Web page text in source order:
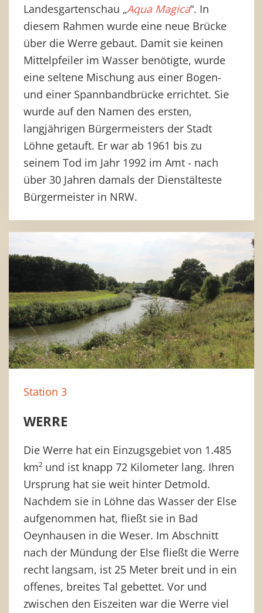
Landesgartenschau „Aqua Magica“. In
diesem Rahmen wurde eine neue Brücke
über die Werre gebaut. Damit sie keinen
Mittelpfeiler im Wasser benötigte, wurde
eine seltene Mischung aus einer Bogen-
und einer Spannbandbrücke errichtet. Sie
wurde auf den Namen des ersten,
langjährigen Bürgermeisters der Stadt
Löhne getauft. Er war ab 1961 bis zu
seinem Tod im Jahr 1992 im Amt - nach
über 30 Jahren damals der Dienstälteste
Bürgermeister in NRW.
Station 3
WERRE
Die Werre hat ein Einzugsgebiet von 1.485
km² und ist knapp 72 Kilometer lang. Ihren
Ursprung hat sie weit hinter Detmold.
Nachdem sie in Löhne das Wasser der Else
aufgenommen hat, fließt sie in Bad
Oeynhausen in die Weser. Im Abschnitt
nach der Mündung der Else fließt die Werre
recht langsam, ist 25 Meter breit und in ein
offenes, breites Tal gebettet. Vor und
zwischen den Eiszeiten war die Werre viel